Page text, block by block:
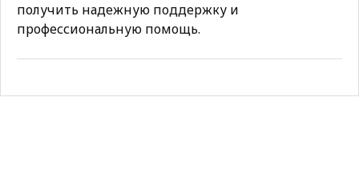
получить надежную поддержку и
профессиональную помощь.